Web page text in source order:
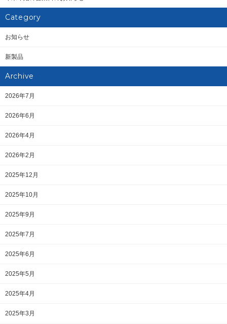
Category
お知らせ
新製品
Archive
2026年7月
2026年6月
2026年4月
2026年2月
2025年12月
2025年10月
2025年9月
2025年7月
2025年6月
2025年5月
2025年4月
2025年3月